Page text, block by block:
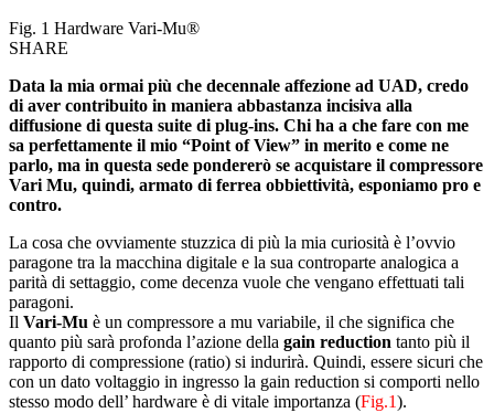
Fig. 1 Hardware Vari-Mu®
SHARE
Data la mia ormai più che decennale affezione ad UAD, credo
di aver contribuito in maniera abbastanza incisiva alla
diffusione di questa suite di plug-ins. Chi ha a che fare con me
sa perfettamente il mio “Point of View” in merito e come ne
parlo, ma in questa sede pondererò se acquistare il compressore
Vari Mu, quindi, armato di ferrea obbiettività, esponiamo pro e
contro.
La cosa che ovviamente stuzzica di più la mia curiosità è l’ovvio
paragone tra la macchina digitale e la sua controparte analogica a
parità di settaggio, come decenza vuole che vengano effettuati tali
paragoni.
Il Vari-Mu è un compressore a mu variabile, il che significa che
quanto più sarà profonda l’azione della gain reduction tanto più il
rapporto di compressione (ratio) si indurirà. Quindi, essere sicuri che
con un dato voltaggio in ingresso la gain reduction si comporti nello
stesso modo dell’ hardware è di vitale importanza (Fig.1).